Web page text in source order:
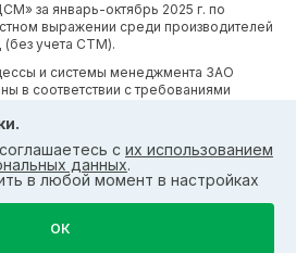
за январь-октябрь 2025 г. по
выражении среди производителей
учета СТМ).
и системы менеджмента ЗАО
в соответствии с требованиями
с их использованием
данных.
в любой момент в настройках
ОК